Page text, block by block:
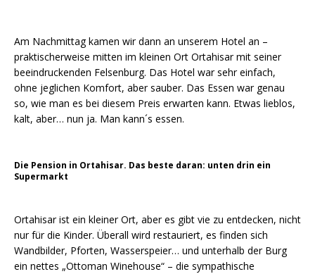
Am Nachmittag kamen wir dann an unserem Hotel an –
praktischerweise mitten im kleinen Ort Ortahisar mit seiner
beeindruckenden Felsenburg. Das Hotel war sehr einfach,
ohne jeglichen Komfort, aber sauber. Das Essen war genau
so, wie man es bei diesem Preis erwarten kann. Etwas lieblos,
kalt, aber… nun ja. Man kann´s essen.
Die Pension in Ortahisar. Das beste daran: unten drin ein
Supermarkt
Ortahisar ist ein kleiner Ort, aber es gibt vie zu entdecken, nicht
nur für die Kinder. Überall wird restauriert, es finden sich
Wandbilder, Pforten, Wasserspeier… und unterhalb der Burg
ein nettes „Ottoman Winehouse“ – die sympathische